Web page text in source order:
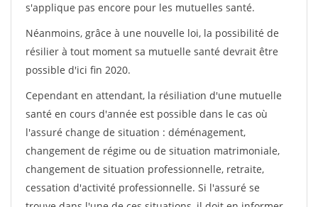
s'applique pas encore pour les mutuelles santé.
Néanmoins, grâce à une nouvelle loi, la possibilité de
résilier à tout moment sa mutuelle santé devrait être
possible d'ici fin 2020.
Cependant en attendant, la résiliation d'une mutuelle
santé en cours d'année est possible dans le cas où
l'assuré change de situation : déménagement,
changement de régime ou de situation matrimoniale,
changement de situation professionnelle, retraite,
cessation d'activité professionnelle. Si l'assuré se